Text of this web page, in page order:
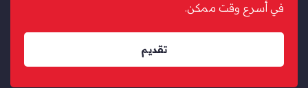
في أسرع وقت ممكن.
تقديم